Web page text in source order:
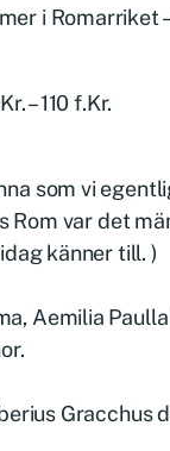
i Romarriket
– 110 f.Kr.
som vi
Rom var det
känner till. )
Aemilia
Gracchus